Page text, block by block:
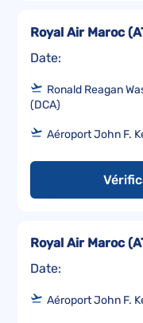
Date:
Royal Air Maroc (
Ronald Reagan
(DCA)
Aéroport John F.
Date:
Royal Air Maroc (
Aéroport John F.